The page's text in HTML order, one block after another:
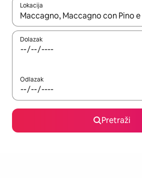
Lokacija
Kada budu dostupni rezultati, moći
Dolazak
Odlazak
Pretraži